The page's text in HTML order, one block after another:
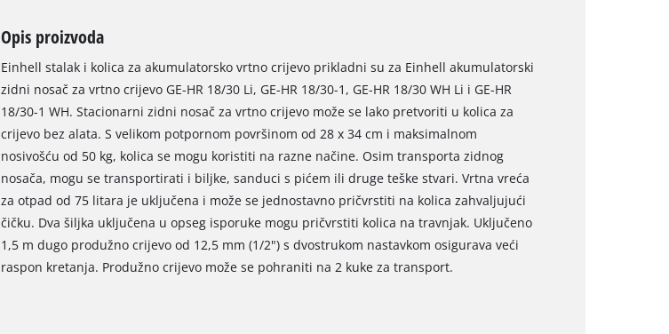
Opis proizvoda
Einhell stalak i kolica za akumulatorsko vrtno crijevo prikladni su za Einhell akumulatorski
zidni nosač za vrtno crijevo GE-HR 18/30 Li, GE-HR 18/30-1, GE-HR 18/30 WH Li i GE-HR
18/30-1 WH. Stacionarni zidni nosač za vrtno crijevo može se lako pretvoriti u kolica za
crijevo bez alata. S velikom potpornom površinom od 28 x 34 cm i maksimalnom
nosivošću od 50 kg, kolica se mogu koristiti na razne načine. Osim transporta zidnog
nosača, mogu se transportirati i biljke, sanduci s pićem ili druge teške stvari. Vrtna vreća
za otpad od 75 litara je uključena i može se jednostavno pričvrstiti na kolica zahvaljujući
čičku. Dva šiljka uključena u opseg isporuke mogu pričvrstiti kolica na travnjak. Uključeno
1,5 m dugo produžno crijevo od 12,5 mm (1/2") s dvostrukom nastavkom osigurava veći
raspon kretanja. Produžno crijevo može se pohraniti na 2 kuke za transport.